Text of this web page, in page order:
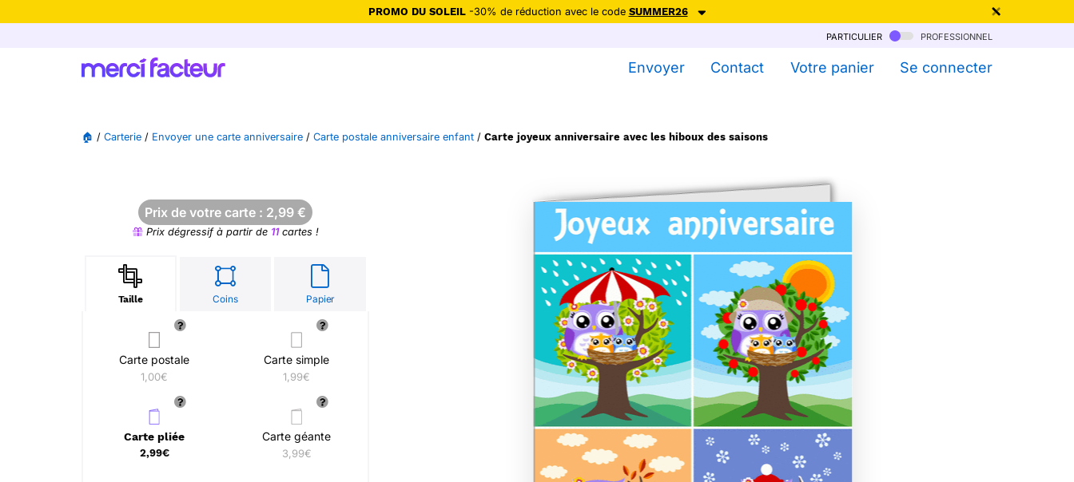
PROMO DU SOLEIL-30% de réduction avec le code SUMMER26
Ne plus afficher
particulier professionnel
Envoyer Contact Votre panier Se connecter
🏠 / Carterie / Envoyer une carte anniversaire / Carte postale anniversaire enfant / Carte joyeux anniversaire avec les hiboux des saisons
Prix de votre carte : 2,99 €
Prix dégressif à partir de 11cartes !
Taille Coins Papier
Carte postale
1,00€
Carte simple
1,99€
Carte pliée
2,99€
Carte géante
3,99€